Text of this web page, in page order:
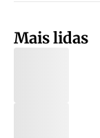
Mais lidas